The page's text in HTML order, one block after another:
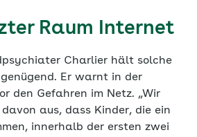
Raum Internet
Charlier hält solche
Er warnt in der
den Gefahren im Netz. „Wir
aus, dass Kinder, die ein
innerhalb der ersten zwei